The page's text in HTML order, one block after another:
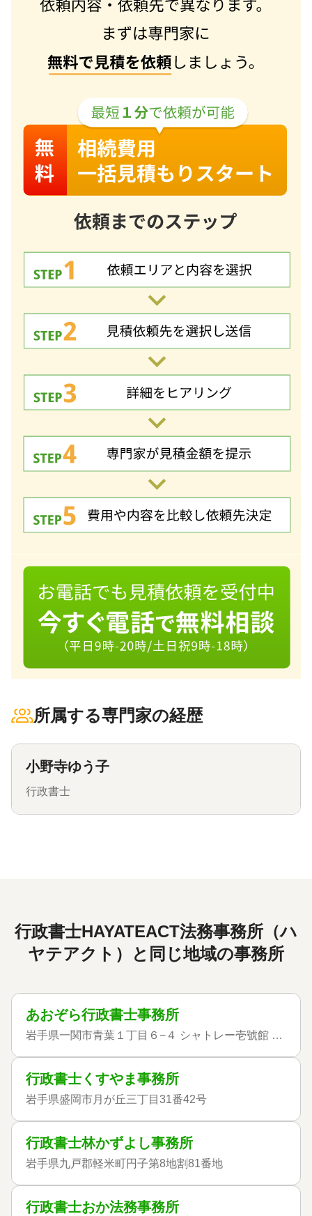
所属する専門家の経歴
小野寺ゆう子
行政書士
行政書士HAYATEACT法務事務所（ハ
ヤテアクト）と同じ地域の事務所
あおぞら行政書士事務所
岩手県一関市青葉１丁目６−４ シャトレー壱號館 102
行政書士くすやま事務所
岩手県盛岡市月が丘三丁目31番42号
行政書士林かずよし事務所
岩手県九戸郡軽米町円子第8地割81番地
行政書士おか法務事務所